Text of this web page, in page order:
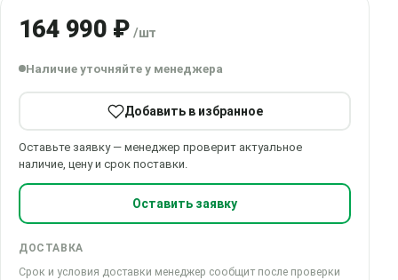
164 990 ₽ /шт
Наличие уточняйте у менеджера
Добавить в избранное
Оставьте заявку — менеджер проверит актуальное
наличие, цену и срок поставки.
Оставить заявку
ДОСТАВКА
Срок и условия доставки менеджер сообщит после проверки